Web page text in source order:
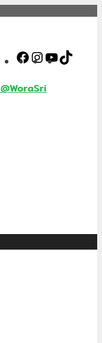
Facebook
Instagram
YouTube